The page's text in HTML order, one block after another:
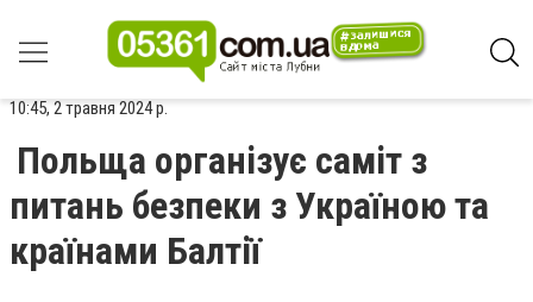
10:45, 2 травня 2024 р.
Польща організує саміт з
питань безпеки з Україною та
країнами Балтії